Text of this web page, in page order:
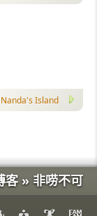
Nanda's Island
客 » 非唠不可